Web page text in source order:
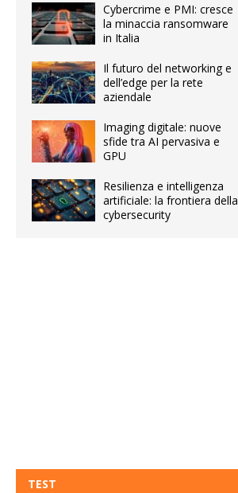
Cybercrime e PMI: cresce
la minaccia ransomware
in Italia
Il futuro del networking e
dell’edge per la rete
aziendale
Imaging digitale: nuove
sfide tra AI pervasiva e
GPU
Resilienza e intelligenza
artificiale: la frontiera della
cybersecurity
TEST